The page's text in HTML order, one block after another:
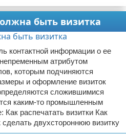
быть визитка
контактной информации о ее
атрибутом
которым подчиняются
и оформление визиток
сложившимися
каким-то промышленным
распечатать визитки Как
сделать двухстороннюю визитку